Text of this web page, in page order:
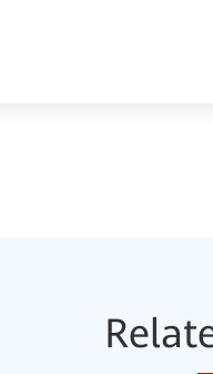
Relat